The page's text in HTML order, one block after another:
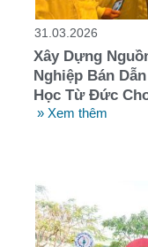
31.03.2026
Xây Dựng
Nghiệp Bán
Học Từ Đức
» Xem thêm